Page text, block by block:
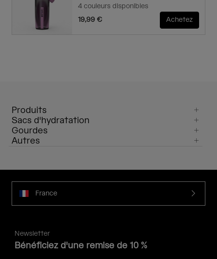
4 couleurs disponibles
19,99 €
Achetez
Produits
Sacs d'hydratation
Gourdes
Autres
France
Newsletter
Bénéficiez d'une remise de 10 %